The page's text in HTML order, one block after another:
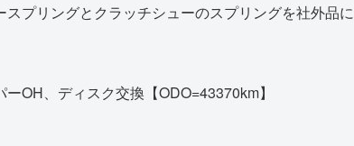
スプリングとクラッチシューのスプリングを社外品に
OH、ディスク交換【ODO=43370km】